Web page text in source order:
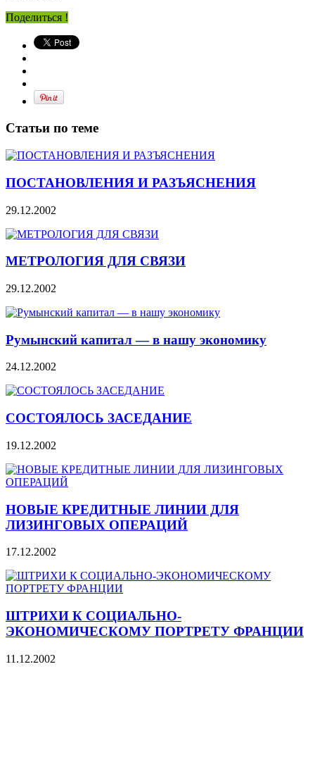
Поделиться !
Статьи по теме
ПОСТАНОВЛЕНИЯ И РАЗЪЯСНЕНИЯ
29.12.2002
МЕТРОЛОГИЯ ДЛЯ СВЯЗИ
29.12.2002
Румынский капитал — в нашу экономику
24.12.2002
СОСТОЯЛОСЬ ЗАСЕДАНИЕ
19.12.2002
НОВЫЕ КРЕДИТНЫЕ ЛИНИИ ДЛЯ
ЛИЗИНГОВЫХ ОПЕРАЦИЙ
17.12.2002
ШТРИХИ К СОЦИАЛЬНО-
ЭКОНОМИЧЕСКОМУ ПОРТРЕТУ ФРАНЦИИ
11.12.2002